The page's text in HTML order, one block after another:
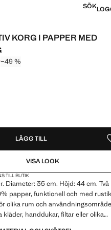
SÖK
KORG I PAPPER MED
överstruket [749 kr ]
[379 kr ]
−49 %
LÄGG TILL
VISA LOOK
TILL BUTIK
Diameter: 35 cm. Höjd: 44 cm. Två
papper, funktionell och med rustik
olika rum och
kläder, handdukar, filtar eller olika